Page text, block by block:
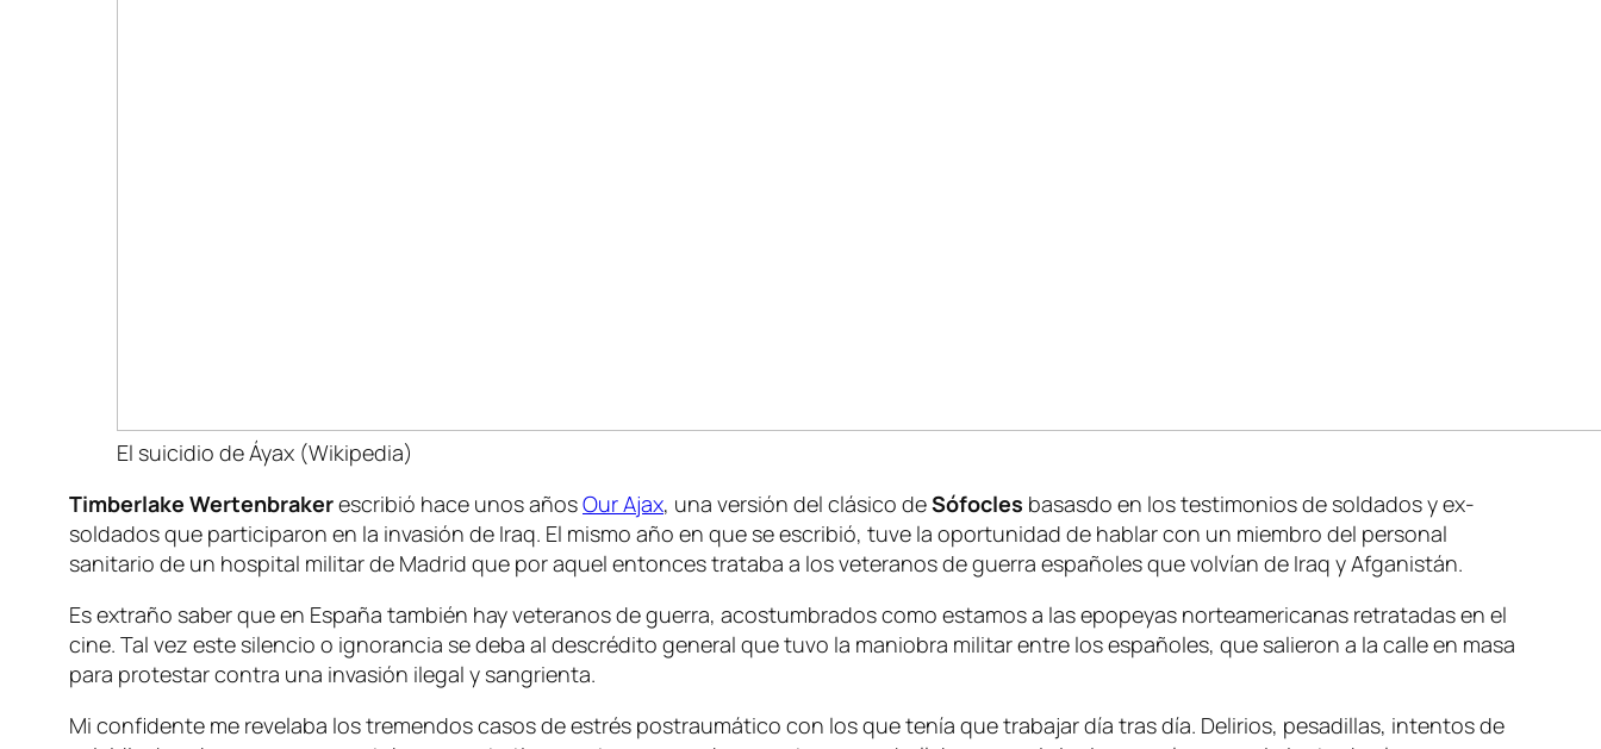
El suicidio de Áyax (Wikipedia)
Timberlake Wertenbrakerescribió hace unos añosOur Ajax, una versión del clásico deSófocles basasdo en los testimonios de soldados y ex-
soldados que participaron en la invasión de Iraq. El mismo año en que se escribió, tuve la oportunidad de hablar con un miembro del personal
sanitario de un hospital militar de Madrid que por aquel entonces trataba a los veteranos de guerra españoles que volvían de Iraq y Afganistán.
Es extraño saber que en España también hay veteranos de guerra, acostumbrados como estamos a las epopeyas norteamericanas retratadas en el
cine. Tal vez este silencio o ignorancia se deba al descrédito general que tuvo la maniobra militar entre los españoles, que salieron a la calle en masa
para protestar contra una invasión ilegal y sangrienta.
Mi confidente me revelaba los tremendos casos de estrés postraumático con los que tenía que trabajar día tras día. Delirios, pesadillas, intentos de